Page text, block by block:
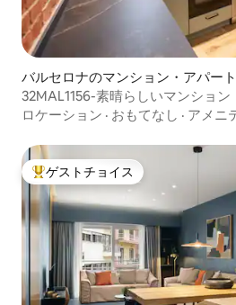
バルセロナのマンション・アパート
32MAL1156-素晴らしいマンション
ロケーション · おもてなし · アメニ
大好評のゲストチョイスです。
ゲストチョイス